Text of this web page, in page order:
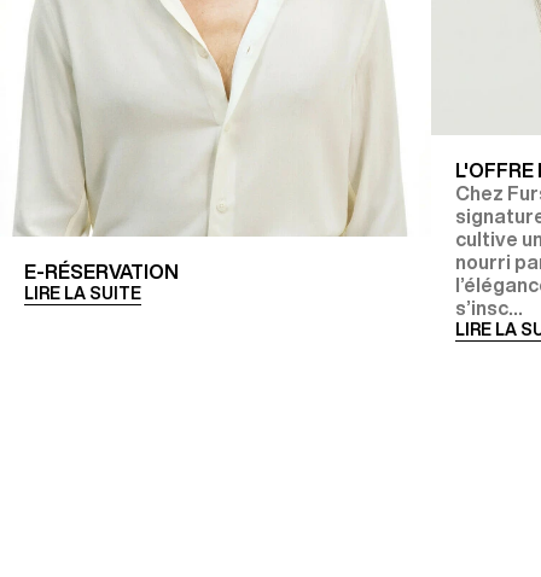
E-RÉSERVATION
LIRE LA SUITE
L'OFFRE
Chez
cultive
nourri
s’insc...
LIRE LA